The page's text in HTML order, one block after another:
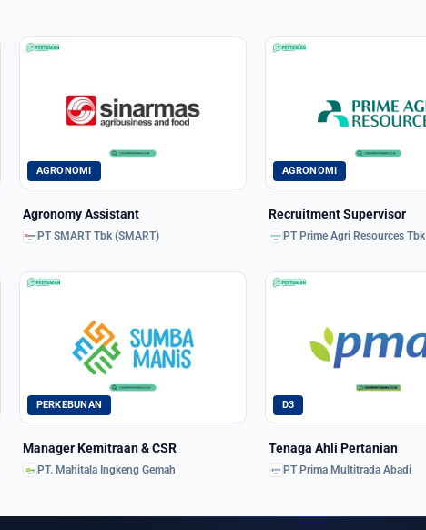
AGRONOMI
Agronomy Assistant
PT SMART Tbk (SMART)
AGRONOMI
Recruitment Supervisor
PT Prime Agri Resources Tbk
PERKEBUNAN
Manager Kemitraan & CSR
PT. Mahitala Ingkeng Gemah
D3
Tenaga Ahli Pertanian
PT Prima Multitrada Abadi